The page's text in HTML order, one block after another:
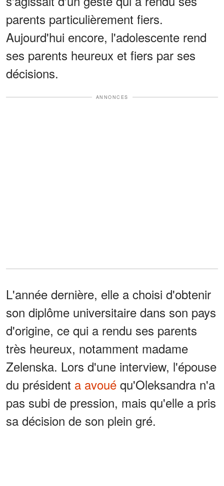
parents particulièrement fiers.
Aujourd'hui encore, l'adolescente rend
ses parents heureux et fiers par ses
décisions.
ANNONCES
L'année dernière, elle a choisi d'obtenir
son diplôme universitaire dans son pays
d'origine, ce qui a rendu ses parents
très heureux, notamment madame
Zelenska. Lors d'une interview, l'épouse
du président a avoué qu'Oleksandra n'a
pas subi de pression, mais qu'elle a pris
sa décision de son plein gré.